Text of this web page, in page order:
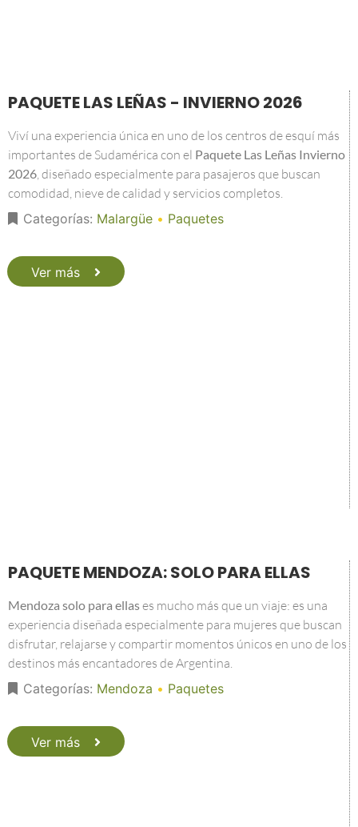
PAQUETE LAS LEÑAS - INVIERNO 2026
Viví una experiencia única en uno de los centros de esquí más
importantes de Sudamérica con el Paquete Las Leñas Invierno
2026, diseñado especialmente para pasajeros que buscan
comodidad, nieve de calidad y servicios completos.
Categorías: Malargüe • Paquetes
Ver más
PAQUETE MENDOZA: SOLO PARA ELLAS
Mendoza solo para ellases mucho más que un viaje: es una
experiencia diseñada especialmente para mujeres que buscan
disfrutar, relajarse y compartir momentos únicos en uno de los
destinos más encantadores de Argentina.
Categorías: Mendoza • Paquetes
Ver más